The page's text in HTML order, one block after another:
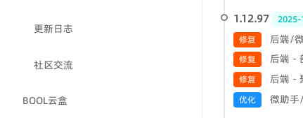
更新日志
社区交流
BOOL云盒
1.12.97
修复
后端/
修复 后端 -
修复 后端 -
优化 微助手